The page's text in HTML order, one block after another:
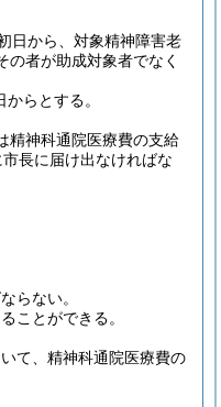
日から、対象精神障害老
の者が助成対象者でなく
らとする。
精神科通院医療費の支給
長に届け出なければな
らない。
ことができる。
て、精神科通院医療費の